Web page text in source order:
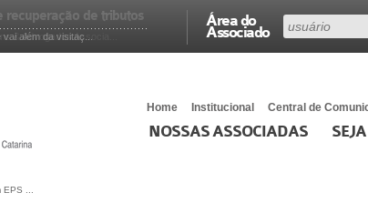
Área do
Associado
além da visitaç...
Home Institucional Central de
NOSSAS ASSOCIADAS
...